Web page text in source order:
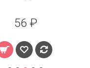
10 ₽